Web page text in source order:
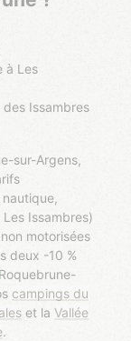
à Les
Issambres
nautique,
Issambres)
motorisées
deux -10 %
campings du
et laVallée
.